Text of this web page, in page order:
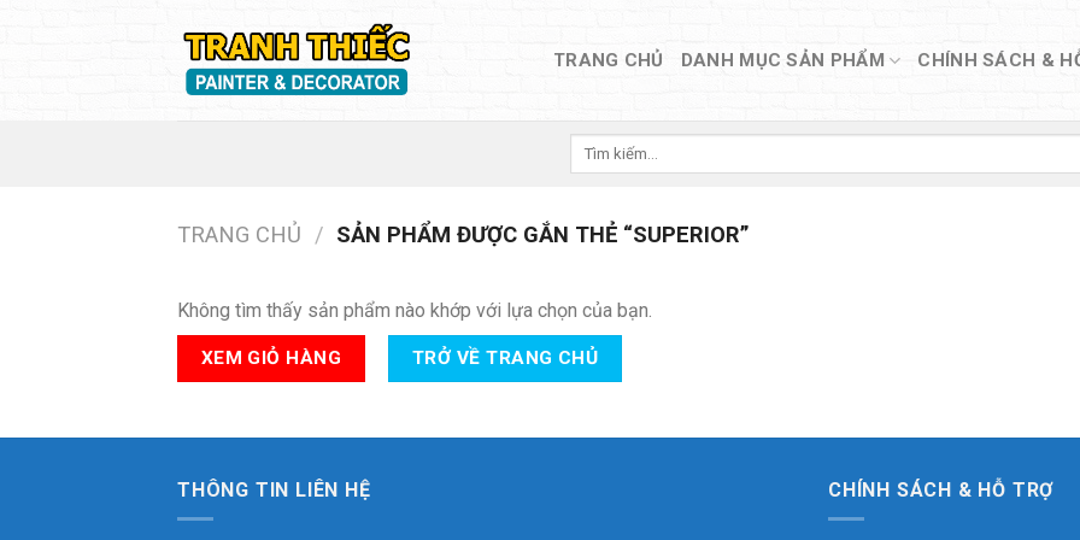
TRANG CHỦ DANH MỤC SẢN PHẨM CHÍNH SÁCH &
Tìm
TRANG CHỦ / SẢN PHẨM ĐƯỢC GẮN THẺ “SUPERIOR”
Không tìm thấy sản phẩm nào khớp với lựa chọn của bạn.
XEM GIỎ HÀNG TRỞ VỀ TRANG CHỦ
THÔNG TIN LIÊN HỆ CHÍNH SÁCH & HỖ TRỢ